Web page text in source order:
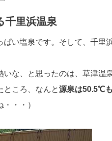
千里浜温泉
い塩泉です。そして、千里
な、と思ったのは、草津温
ところ、なんと源泉は50.5℃
・・）